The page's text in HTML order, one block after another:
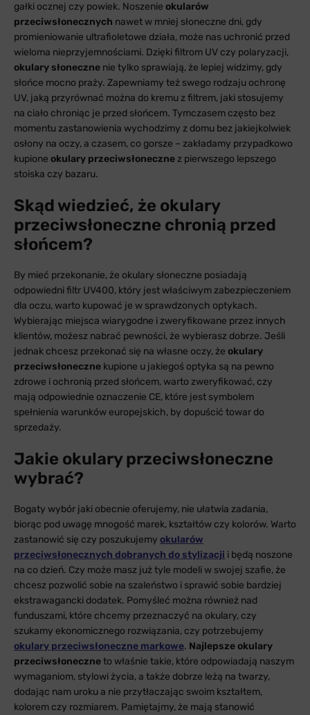
gałki ocznej czy powiek. Noszenie okularów
przeciwsłonecznych nawet w mniej słoneczne dni, gdy
promieniowanie ultrafioletowe działa, może nas uchronić przed
wieloma nieprzyjemnościami. Dzięki filtrom UV czy polaryzacji,
okulary słoneczne nie tylko sprawiają, że lepiej widzimy, gdy
słońce mocno praży. Zapewniamy też swego rodzaju ochronę
UV, jaką przyrównać można do kremu z filtrem, jaki stosujemy
na ciało chroniąc je przed słońcem. Tymczasem często bez
momentu zastanowienia wychodzimy z domu bez jakiejkolwiek
osłony na oczy, a czasem, co gorsze – zakładamy przypadkowo
kupione okulary przeciwsłonecznez pierwszego lepszego
stoiska czy bazaru.
Skąd wiedzieć, że okulary
przeciwsłoneczne chronią przed
słońcem?
By mieć przekonanie, że okulary słoneczne posiadają
odpowiedni filtr UV400, który jest właściwym zabezpieczeniem
dla oczu, warto kupować je w sprawdzonych optykach.
Wybierając miejsca wiarygodne i zweryfikowane przez innych
klientów, możesz nabrać pewności, że wybierasz dobrze. Jeśli
jednak chcesz przekonać się na własne oczy, że okulary
przeciwsłoneczne kupione u jakiegoś optyka są na pewno
zdrowe i ochronią przed słońcem, warto zweryfikować, czy
mają odpowiednie oznaczenie CE, które jest symbolem
spełnienia warunków europejskich, by dopuścić towar do
sprzedaży.
Jakie okulary przeciwsłoneczne
wybrać?
Bogaty wybór jaki obecnie oferujemy, nie ułatwia zadania,
biorąc pod uwagę mnogość marek, kształtów czy kolorów. Warto
zastanowić się czy poszukujemy okularów
przeciwsłonecznych dobranych do stylizacji i będą noszone
na co dzień. Czy może masz już tyle modeli w swojej szafie, że
chcesz pozwolić sobie na szaleństwo i sprawić sobie bardziej
ekstrawagancki dodatek. Pomyśleć można również nad
funduszami, które chcemy przeznaczyć na okulary, czy
szukamy ekonomicznego rozwiązania, czy potrzebujemy
okulary przeciwsłoneczne markowe. Najlepsze okulary
przeciwsłoneczneto właśnie takie, które odpowiadają naszym
wymaganiom, stylowi życia, a także dobrze leżą na twarzy,
dodając nam uroku a nie przytłaczając swoim kształtem,
kolorem czy rozmiarem. Pamiętajmy, że mają stanowić